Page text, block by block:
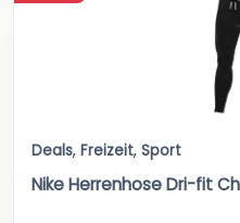
Deals, Freizeit, Sport
Nike Herrenhose Dri-fit